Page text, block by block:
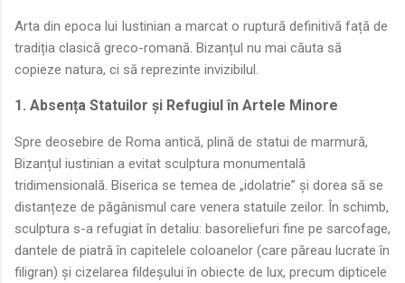
Arta din epoca lui Iustinian a marcat o ruptură definitivă față de
tradiția clasică greco-romană. Bizanțul nu mai căuta să
copieze natura, ci să reprezinte invizibilul.
1. Absența Statuilor și Refugiul în Artele Minore
Spre deosebire de Roma antică, plină de statui de marmură,
Bizanțul iustinian a evitat sculptura monumentală
tridimensională. Biserica se temea de „idolatrie” și dorea să se
distanțeze de păgânismul care venera statuile zeilor. În schimb,
sculptura s-a refugiat în detaliu: basoreliefuri fine pe sarcofage,
dantele de piatră în capitelele coloanelor (care păreau lucrate în
filigran) și cizelarea fildeșului în obiecte de lux, precum dipticele